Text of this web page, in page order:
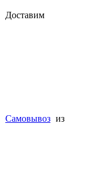
Доставим
Самовывоз из